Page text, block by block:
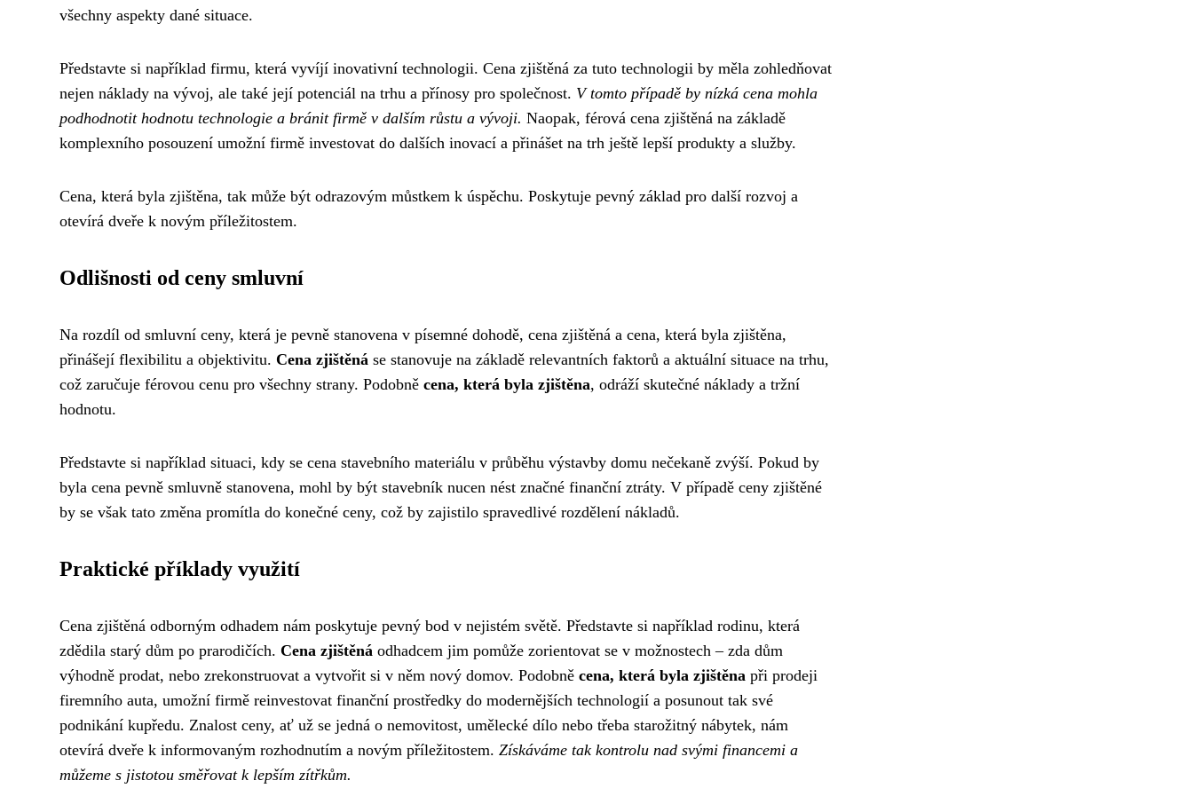
všechny aspekty dané situace.
Představte si například firmu, která vyvíjí inovativní technologii. Cena zjištěná za tuto technologii by měla zohledňovat
nejen náklady na vývoj, ale také její potenciál na trhu a přínosy pro společnost. V tomto případě by nízká cena mohla
podhodnotit hodnotu technologie a bránit firmě v dalším růstu a vývoji. Naopak, férová cena zjištěná na základě
komplexního posouzení umožní firmě investovat do dalších inovací a přinášet na trh ještě lepší produkty a služby.
Cena, která byla zjištěna, tak může být odrazovým můstkem k úspěchu. Poskytuje pevný základ pro další rozvoj a
otevírá dveře k novým příležitostem.
Odlišnosti od ceny smluvní
Na rozdíl od smluvní ceny, která je pevně stanovena v písemné dohodě, cena zjištěná a cena, která byla zjištěna,
přinášejí flexibilitu a objektivitu. Cena zjištěná se stanovuje na základě relevantních faktorů a aktuální situace na trhu,
což zaručuje férovou cenu pro všechny strany. Podobně cena, která byla zjištěna, odráží skutečné náklady a tržní
hodnotu.
Představte si například situaci, kdy se cena stavebního materiálu v průběhu výstavby domu nečekaně zvýší. Pokud by
byla cena pevně smluvně stanovena, mohl by být stavebník nucen nést značné finanční ztráty. V případě ceny zjištěné
by se však tato změna promítla do konečné ceny, což by zajistilo spravedlivé rozdělení nákladů.
Praktické příklady využití
Cena zjištěná odborným odhadem nám poskytuje pevný bod v nejistém světě. Představte si například rodinu, která
zdědila starý dům po prarodičích. Cena zjištěná odhadcem jim pomůže zorientovat se v možnostech – zda dům
výhodně prodat, nebo zrekonstruovat a vytvořit si v něm nový domov. Podobně cena, která byla zjištěna při prodeji
firemního auta, umožní firmě reinvestovat finanční prostředky do modernějších technologií a posunout tak své
podnikání kupředu. Znalost ceny, ať už se jedná o nemovitost, umělecké dílo nebo třeba starožitný nábytek, nám
otevírá dveře k informovaným rozhodnutím a novým příležitostem. Získáváme tak kontrolu nad svými financemi a
můžeme s jistotou směřovat k lepším zítřkům.